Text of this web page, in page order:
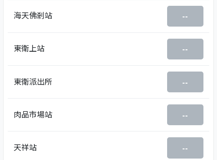
海天佛剎站 --
東衛上站 --
東衛派出所 --
肉品市場站 --
天祥站 --